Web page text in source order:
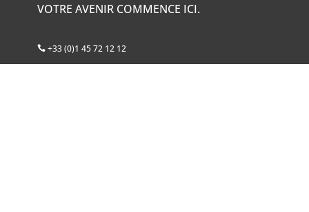
VOTRE AVENIR COMMENCE ICI.
+33 (0)1 45 72 12 12